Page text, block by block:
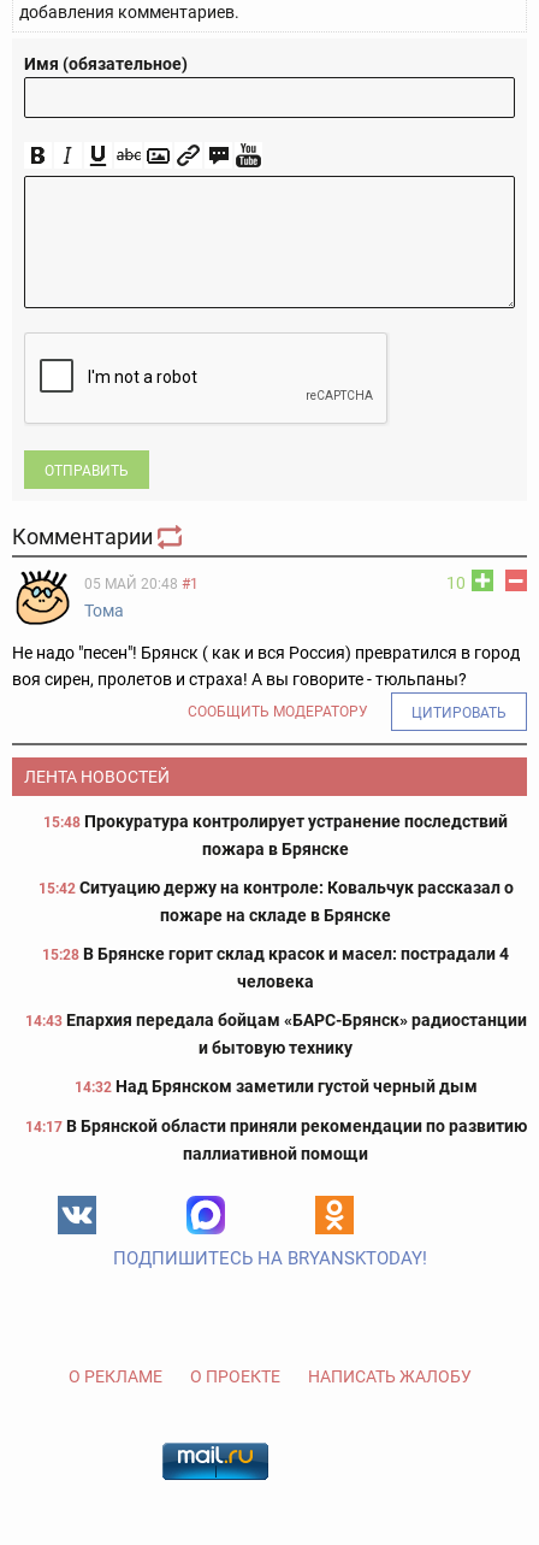
добавления комментариев.
Имя (обязательное)
ОТПРАВИТЬ
Комментарии
10
05 МАЙ 20:48 #1
Тома
Не надо "песен"! Брянск ( как и вся Россия) превратился в город
воя сирен, пролетов и страха! А вы говорите - тюльпаны?
СООБЩИТЬ МОДЕРАТОРУ ЦИТИРОВАТЬ
ЛЕНТА НОВОСТЕЙ
15:48 Прокуратура контролирует устранение последствий
пожара в Брянске
15:42 Ситуацию держу на контроле: Ковальчук рассказал о
пожаре на складе в Брянске
15:28 В Брянске горит склад красок и масел: пострадали 4
человека
14:43 Епархия передала бойцам «БАРС-Брянск» радиостанции
и бытовую технику
14:32 Над Брянском заметили густой черный дым
14:17 В Брянской области приняли рекомендации по развитию
паллиативной помощи
ПОДПИШИТЕСЬ НА BRYANSKTODAY!
О РЕКЛАМЕ О ПРОЕКТЕ НАПИСАТЬ ЖАЛОБУ